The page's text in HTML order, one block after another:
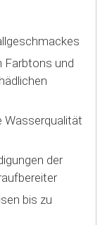
Farbtons und
Wasserqualität
der
bis zu